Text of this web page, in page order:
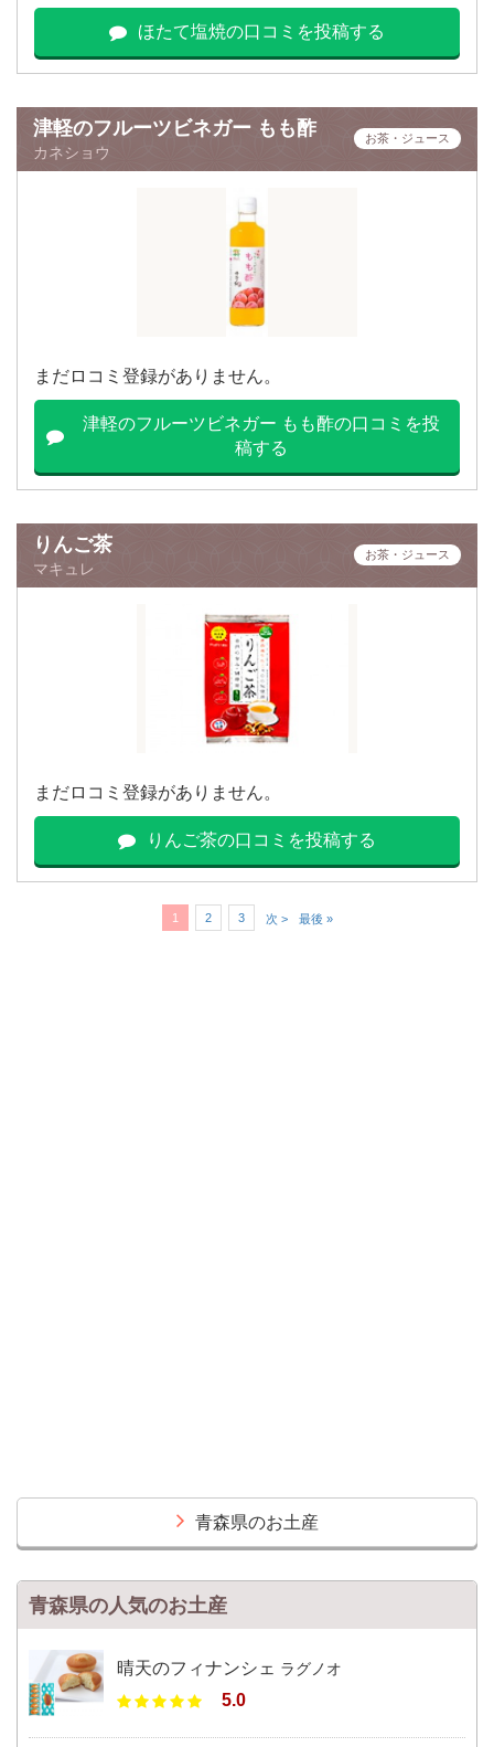
ほたて塩焼の口コミを投稿する
津軽のフルーツビネガー もも酢
カネショウ
お茶・ジュース
まだロコミ登録がありません。
津軽のフルーツビネガー もも酢の口コミを投
稿する
りんご茶
マキュレ
お茶・ジュース
まだロコミ登録がありません。
りんご茶の口コミを投稿する
1 2 3 次 > 最後 »
青森県のお土産
青森県の人気のお土産
晴天のフィナンシェ ラグノオ
5.0